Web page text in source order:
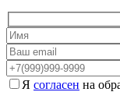
Я согласен на